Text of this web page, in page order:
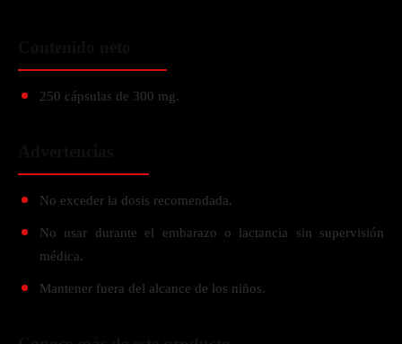
250 cápsulas de 300 mg.
No exceder la dosis recomendada.
No usar durante el embarazo o lactancia sin supervisión
médica.
Mantener fuera del alcance de los niños.